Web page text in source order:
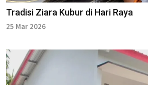
Tradisi Ziara Kubur di Hari Raya
25 Mar 2026